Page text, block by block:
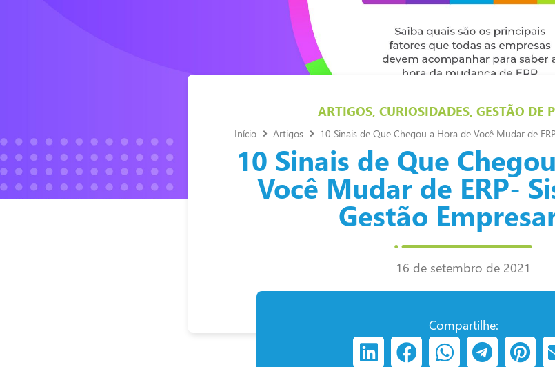
ARTIGOS, CURIOSIDADES, GESTÃO DE
Início Artigos 10 Sinais de Que Chegou a Hora de Você Mudar de
10 Sinais de Que
Você Mudar de ERP-
Gestão
16 de setembro de 2021
Compartilhe: